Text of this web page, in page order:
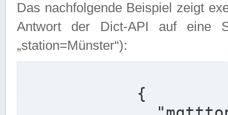
Das nachfolgende Beispiel zeigt
Antwort der Dict-API auf eine
„station=Münster“):